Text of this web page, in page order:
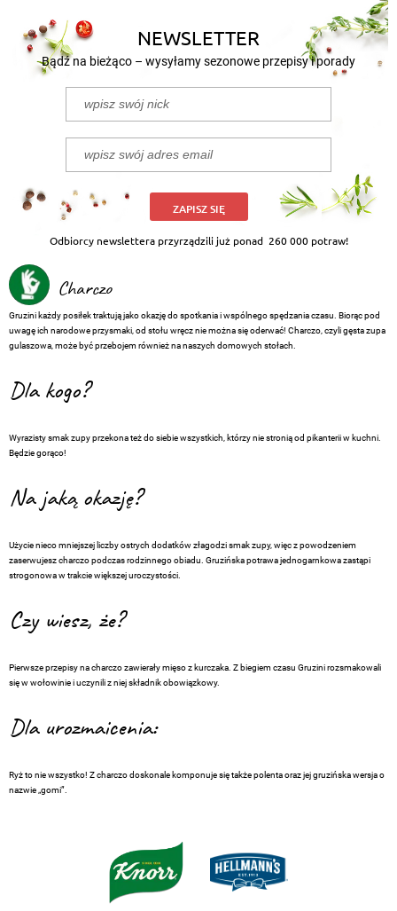
NEWSLETTER
Bądź na bieżąco – wysyłamy sezonowe przepisy i porady
ZAPISZ SIĘ
Odbiorcy newslettera przyrządzili już ponad 260 000 potraw!
Charczo
Gruzini każdy posiłek traktują jako okazję do spotkania i wspólnego spędzania czasu. Biorąc pod
uwagę ich narodowe przysmaki, od stołu wręcz nie można się oderwać! Charczo, czyli gęsta zupa
gulaszowa, może być przebojem również na naszych domowych stołach.
Dla kogo?
Wyrazisty smak zupy przekona też do siebie wszystkich, którzy nie stronią od pikanterii w kuchni.
Będzie gorąco!
Na jaką okazję?
Użycie nieco mniejszej liczby ostrych dodatków złagodzi smak zupy, więc z powodzeniem
zaserwujesz charczo podczas rodzinnego obiadu. Gruzińska potrawa jednogarnkowa zastąpi
strogonowa w trakcie większej uroczystości.
Czy wiesz, że?
Pierwsze przepisy na charczo zawierały mięso z kurczaka. Z biegiem czasu Gruzini rozsmakowali
się w wołowinie i uczynili z niej składnik obowiązkowy.
Dla urozmaicenia:
Ryż to nie wszystko! Z charczo doskonale komponuje się także polenta oraz jej gruzińska wersja o
nazwie „gomi”.